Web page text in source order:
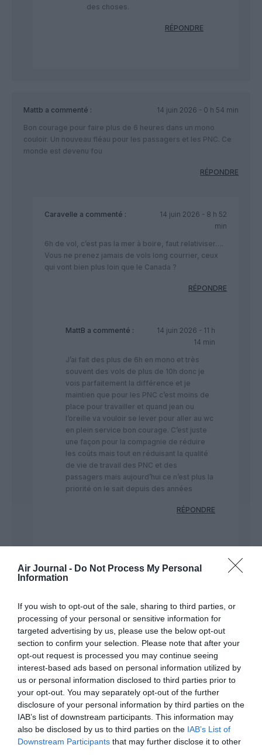
Air Journal - Do Not Process My Personal
Information
If you wish to opt-out of the sale, sharing to third parties, or
processing of your personal or sensitive information for
targeted advertising by us, please use the below opt-out
section to confirm your selection. Please note that after your
opt-out request is processed you may continue seeing
interest-based ads based on personal information utilized by
us or personal information disclosed to third parties prior to
your opt-out. You may separately opt-out of the further
disclosure of your personal information by third parties on the
IAB’s list of downstream participants. This information may
also be disclosed by us to third parties on the IAB’s List of
Downstream Participants that may further disclose it to other
des choses.
RÉPONDRE
Mattb a commenté :
14 juin 2026 - 0 h 54 min
Bon courage pour faire plus de 6 heures dans un mono
couloir. Un nouveau fléau pour les passagers et les PNC. Ce
monde est devenu fou
RÉPONDRE
Caravelle a commenté :
14 juin 2026 - 8 h 52
min
6h de vol, c’est pas la mer à boire, faut relativiser….
Vous ne prenez jamais de vols long courrier, ceux
qui vont bien plus loin que le Canada ?
RÉPONDRE
MattB a commenté :
14 juin 2026 - 11 h
14 min
J’ai fait des plus de 6h en mono et très
souvent des vols de plus de 10h donc je
vois parfaitement la différence et je
maintien que pour les PNC c’est moins de
place pour travailler et quand jean ou
l’oreille va vouloir se lever pour aller au wc
en plein service bon courage. C’est juste
une façon pour la compagnie de réduire
les coûts mais tout en réduisant la qualité
de vie de travail des PNC et des
passagers mais aujourd’hui ce n’est plus la
priorité on le sait depuis des années
RÉPONDRE
fondamentale !
15 h 36 min
compagnie aérienne?
1) Faciliter le plus possible le
travail du PNC, quitte à utiliser en
long courrier des appareils
double allées là/ quand le traffic
ne le justifie pas
2) Rendre le voyage le plus
agréable possible pour ses
clients en utilisant si besoin en
long courrier des appareils mono